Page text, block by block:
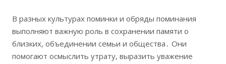
В разных культурах поминки и обряды поминания
выполняют важную роль в сохранении памяти о
близких, объединении семьи и общества․ Они
помогают осмыслить утрату, выразить уважение